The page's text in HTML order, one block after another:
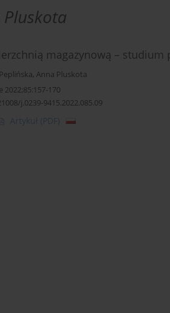
magazynową – studium
, Anna Pluskota
2022;85:157-170
j.0239-9415.2022.085.09
Artykuł (PDF)